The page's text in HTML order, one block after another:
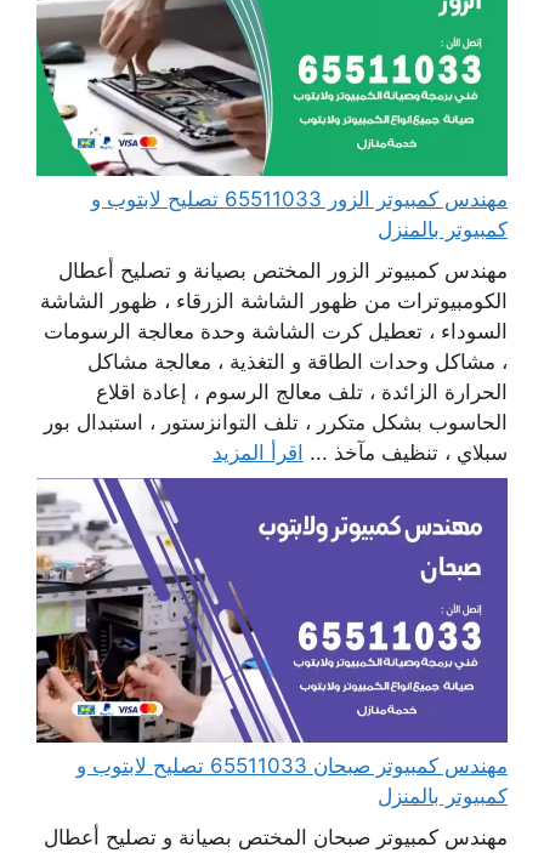
مهندس كمبيوتر الزور 65511033 تصليح لابتوب و
كمبيوتر بالمنزل
مهندس كمبيوتر الزور المختص بصيانة و تصليح أعطال
الكومبيوترات من ظهور الشاشة الزرقاء ، ظهور الشاشة
السوداء ، تعطيل كرت الشاشة وحدة معالجة الرسومات
، مشاكل وحدات الطاقة و التغذية ، معالجة مشاكل
الحرارة الزائدة ، تلف معالج الرسوم ، إعادة اقلاع
الحاسوب بشكل متكرر ، تلف التوانزستور ، استبدال بور
سبلاي ، تنظيف مآخذ ... اقرأ المزيد
مهندس كمبيوتر صبحان 65511033 تصليح لابتوب و
كمبيوتر بالمنزل
مهندس كمبيوتر صبحان المختص بصيانة و تصليح أعطال